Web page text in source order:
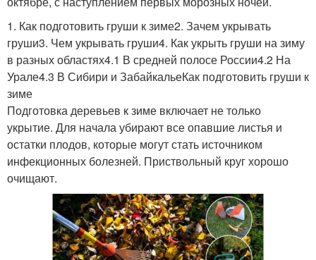
1. Как подготовить груши к зиме2. Зачем укрывать
груши3. Чем укрывать груши4. Как укрыть груши на зиму
в разных областях4.1 В средней полосе России4.2 На
Урале4.3 В Сибири и ЗабайкальеКак подготовить груши к
зиме
Подготовка деревьев к зиме включает не только
укрытие. Для начала убирают все опавшие листья и
остатки плодов, которые могут стать источником
инфекционных болезней. Приствольный круг хорошо
очищают.